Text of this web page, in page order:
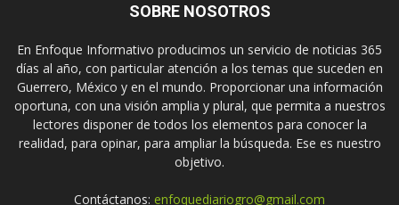
SOBRE NOSOTROS
En Enfoque Informativo producimos un servicio de noticias 365
días al año, con particular atención a los temas que suceden en
Guerrero, México y en el mundo. Proporcionar una información
oportuna, con una visión amplia y plural, que permita a nuestros
lectores disponer de todos los elementos para conocer la
realidad, para opinar, para ampliar la búsqueda. Ese es nuestro
objetivo.
Contáctanos: enfoquediariogro@gmail.com